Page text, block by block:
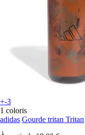
+-3
1 coloris
adidas Gourde tritan Tritan